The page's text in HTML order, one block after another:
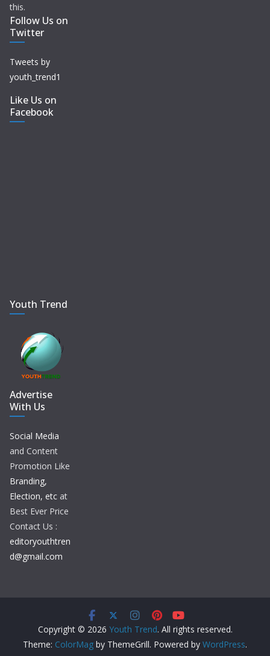
this.
Follow Us on
Twitter
Tweets by
youth_trend1
Like Us on
Facebook
Youth Trend
Advertise
With Us
Social Media
and Content
Promotion Like
Branding,
Election, etc at
Best Ever Price
Contact Us :
editoryouthtren
d@gmail.com
Copyright © 2026 Youth Trend. All rights reserved.
Theme: ColorMag by ThemeGrill. Powered by WordPress.